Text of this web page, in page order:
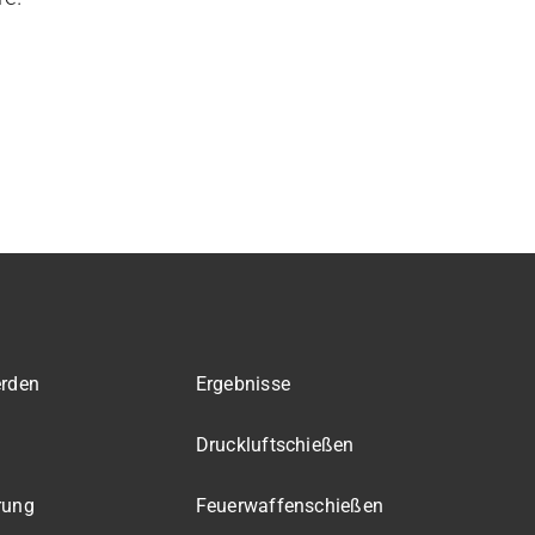
Ergebnisse
Druckluft­schießen
Feuerwaffen­schießen